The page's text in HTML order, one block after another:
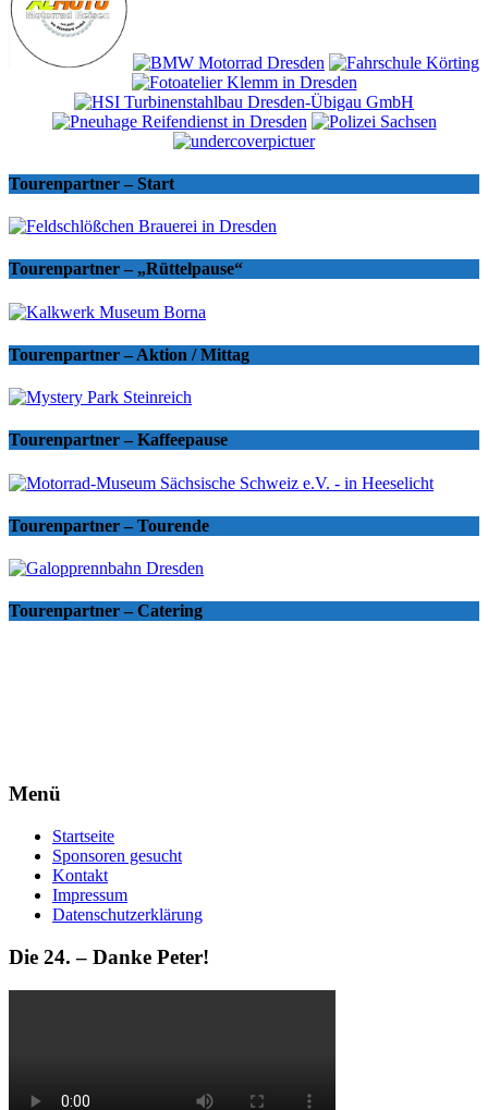
Tourenpartner – Start
Tourenpartner – „Rüttelpause“
Tourenpartner – Aktion / Mittag
Tourenpartner – Kaffeepause
Tourenpartner – Tourende
Tourenpartner – Catering
Menü
Startseite
Sponsoren gesucht
Kontakt
Impressum
Datenschutzerklärung
Die 24. – Danke Peter!